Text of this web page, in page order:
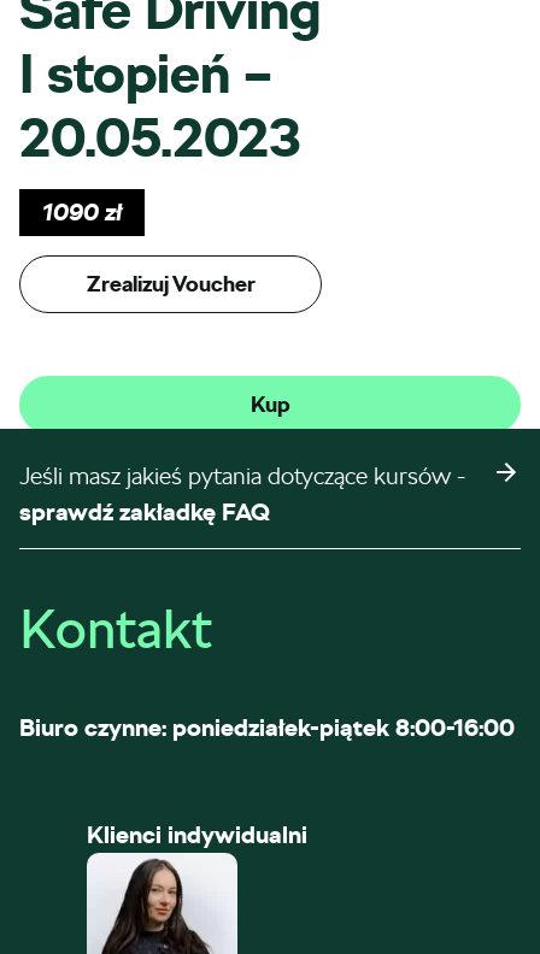
I stopień –
20.05.2023
1090zł
Zrealizuj Voucher
Kup
Jeśli masz jakieś pytania dotyczące kursów -
sprawdź zakładkę FAQ
Kontakt
Biuro czynne: poniedziałek-piątek 8:00-16:00
Klienci indywidualni